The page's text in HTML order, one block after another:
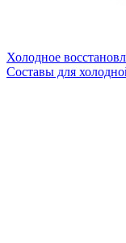
Холодное
Составы для